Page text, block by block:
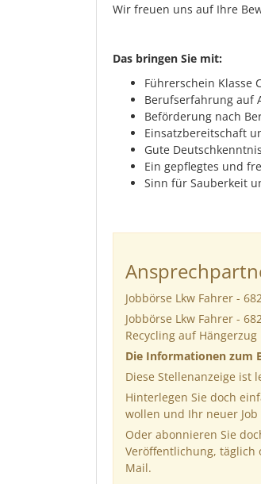
Wir freuen uns auf Ihre
Das bringen Sie mit:
Führerschein Klasse
Berufserfahrung auf
Beförderung nach
Einsatzbereitschaft
Gute
Ein gepflegtes und
Sinn für Sauberkeit
Jobbörse Lkw Fahrer -
Jobbörse Lkw Fahrer -
Recycling auf
Die Informationen zum
Diese Stellenanzeige ist
Hinterlegen Sie doch
wollen und Ihr neuer
Oder abonnieren Sie
Veröffentlichung, täglich
Mail.